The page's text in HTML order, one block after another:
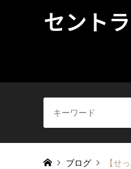
セント
ブログ 【せ